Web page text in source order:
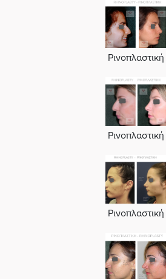
Ρινοπλαστική
Ρινοπλαστική
Ρινοπλαστική